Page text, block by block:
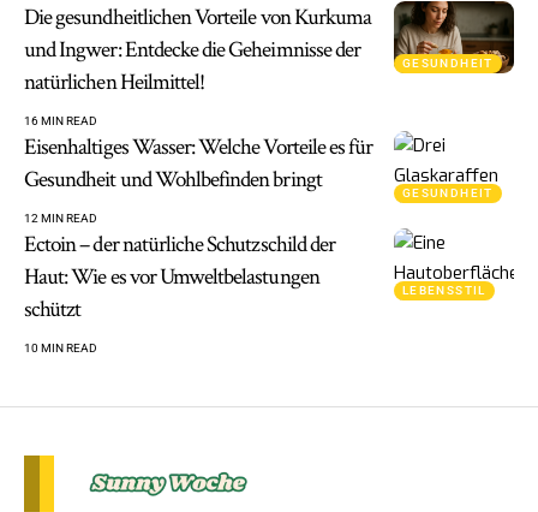
GESUNDHEIT
Die gesundheitlichen Vorteile von Kurkuma
und Ingwer: Entdecke die Geheimnisse der
natürlichen Heilmittel!
16 MIN READ
GESUNDHEIT
Eisenhaltiges Wasser: Welche Vorteile es für
Gesundheit und Wohlbefinden bringt
12 MIN READ
LEBENSSTIL
Ectoin – der natürliche Schutzschild der
Haut: Wie es vor Umweltbelastungen
schützt
10 MIN READ